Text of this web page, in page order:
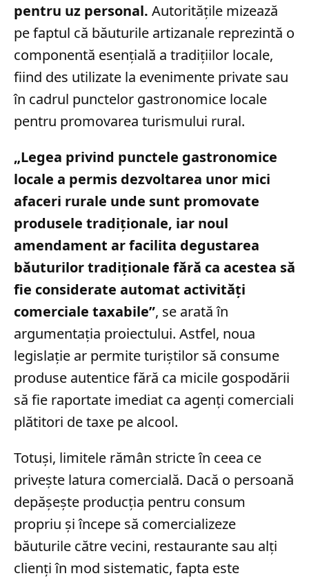
pentru uz personal. Autoritățile mizează
pe faptul că băuturile artizanale reprezintă o
componentă esențială a tradițiilor locale,
fiind des utilizate la evenimente private sau
în cadrul punctelor gastronomice locale
pentru promovarea turismului rural.
„Legea privind punctele gastronomice
locale a permis dezvoltarea unor mici
afaceri rurale unde sunt promovate
produsele tradiționale, iar noul
amendament ar facilita degustarea
băuturilor tradiționale fără ca acestea să
fie considerate automat activități
comerciale taxabile”, se arată în
argumentația proiectului. Astfel, noua
legislație ar permite turiștilor să consume
produse autentice fără ca micile gospodării
să fie raportate imediat ca agenți comerciali
plătitori de taxe pe alcool.
Totuși, limitele rămân stricte în ceea ce
privește latura comercială. Dacă o persoană
depășește producția pentru consum
propriu și începe să comercializeze
băuturile către vecini, restaurante sau alți
clienți în mod sistematic, fapta este